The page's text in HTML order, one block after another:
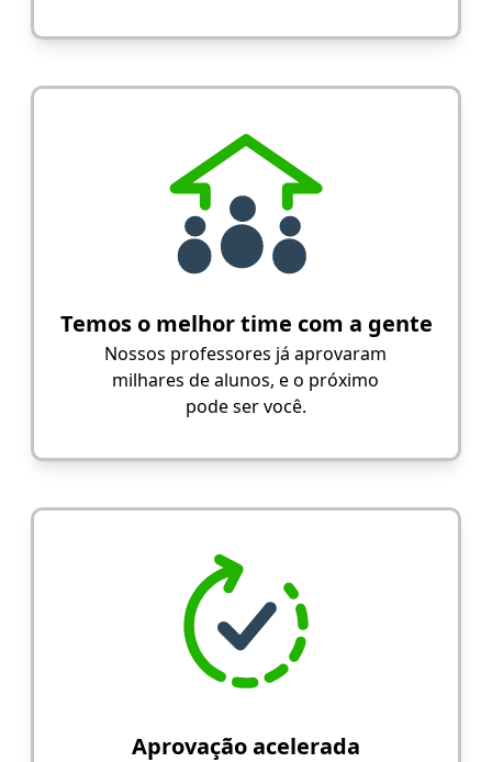
Temos o melhor time com a gente
Nossos professores já aprovaram
milhares de alunos, e o próximo
pode ser você.
Aprovação acelerada